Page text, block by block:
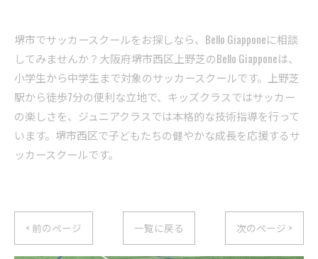
堺市でサッカースクールをお探しなら、Bello Giapponeに相談
してみませんか？大阪府堺市西区上野芝のBello Giapponeは、
小学生から中学生まで対象のサッカースクールです。上野芝
駅から徒歩7分の便利な立地で、キッズクラスではサッカー
の楽しさを、ジュニアクラスでは本格的な技術指導を行って
います。堺市西区で子どもたちの健やかな成長を応援するサ
ッカースクールです。
< 前のページ 一覧に戻る 次のページ >